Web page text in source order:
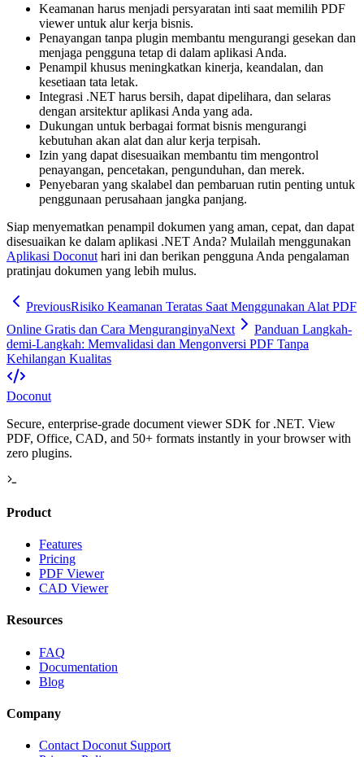
Keamanan harus menjadi persyaratan inti saat memilih PDF
viewer untuk alur kerja bisnis.
Penayangan tanpa plugin membantu mengurangi gesekan dan
menjaga pengguna tetap di dalam aplikasi Anda.
Penampil khusus meningkatkan kinerja, keandalan, dan
kesetiaan tata letak.
Integrasi .NET harus bersih, dapat dipelihara, dan selaras
dengan arsitektur aplikasi Anda yang ada.
Dukungan untuk berbagai format bisnis mengurangi
kebutuhan akan alat dan alur kerja terpisah.
Izin yang dapat disesuaikan membantu tim mengontrol
penayangan, pencetakan, pengunduhan, dan merek.
Penyebaran yang skalabel dan pembaruan rutin penting untuk
penggunaan perusahaan jangka panjang.
Siap menyematkan penampil dokumen yang aman, cepat, dan dapat
disesuaikan ke dalam aplikasi .NET Anda? Mulailah menggunakan
Aplikasi Doconut hari ini dan berikan pengguna Anda pengalaman
pratinjau dokumen yang lebih mulus.
PreviousRisiko Keamanan Teratas Saat Menggunakan Alat PDF
Online Gratis dan Cara MenguranginyaNext
Panduan Langkah-
demi-Langkah: Memvalidasi dan Mengonversi PDF Tanpa
Kehilangan Kualitas
Doconut
Secure, enterprise-grade document viewer SDK for .NET. View
PDF, Office, CAD, and 50+ formats instantly in your browser with
zero plugins.
Product
Features
Pricing
PDF Viewer
CAD Viewer
Resources
FAQ
Documentation
Blog
Company
Contact Doconut Support